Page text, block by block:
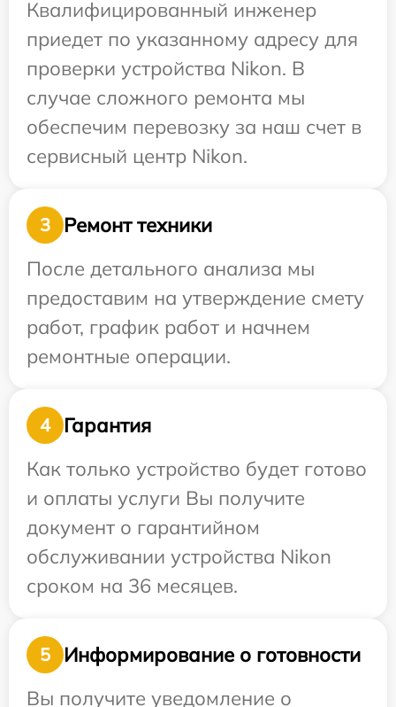
Квалифицированный инженер
приедет по указанному адресу для
проверки устройства Nikon. В
случае сложного ремонта мы
обеспечим перевозку за наш счет в
сервисный центр Nikon.
3
Ремонт техники
После детального анализа мы
предоставим на утверждение смету
работ, график работ и начнем
ремонтные операции.
4
Гарантия
Как только устройство будет готово
и оплаты услуги Вы получите
документ о гарантийном
обслуживании устройства Nikon
сроком на 36 месяцев.
5
Информирование о готовности
Вы получите уведомление о